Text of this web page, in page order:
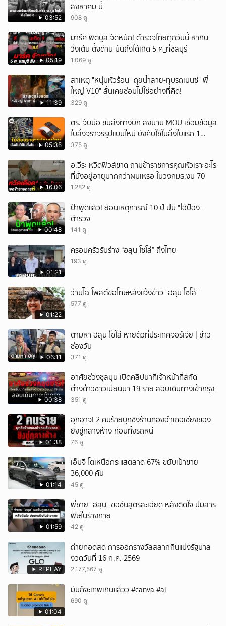
03:52
สิงหาคม นี้
908 ดู
05:19
มาร์ค พิตบูล จัดหนัก! ตำรวจไทยทุกวันนี้ หากิน
วิ่งเต้น ตั้งด่าน มันถึงได้เกิด 5 ศ_ที่ชลบุรี
1,069 ดู
11:39
สาเหตุ "หนุ่มหัวร้อน" ถุยน้ำลาย-ทุบรถเบนซ์ "พี่
ใหญ่ V10" ลั่นเคยซ่อมไม่ใช่อย่างที่คิด!
329 ดู
05:35
ตร. จับมือ ขนส่งทางบก ลงนาม MOU เชื่อมข้อมูล
ใบสั่งจราจรรูปแบบใหม่ บังคับใช้ใบสั่งใบแรก 1
สิงหาคม 69
375 ดู
16:06
อ.วีระ หวิดฟิวส์ขาด ถามข้าราชการคุณหัวเราะอะไร
ที่นั่งอยู่อายุมากกว่าผมเหรอ ในวงกมธ.งบ 70
1,282 ดู
00:48
ป้าพูดแล้ว! ย้อนเหตุการณ์ 10 ปี ปม "ไอ้ป๋อง-
ตำรวจ"
141 ดู
01:21
ครอบครัวรับร่าง “ฮลุน โซโล่” ถึงไทย
193 ดู
01:22
ว่านไฉ โพสต์ขอโทษหลังแจ้งข่าว "ฮลุน โซโล่"
577 ดู
06:11
ตามหา ฮลุน โซโล่ หายตัวที่ประเทศจอร์เจีย | ข่าว
ช่องวัน
371 ดู
00:38
อาศัยช่วงชุลมุน เปิดคลิปนาทีเจ้าหน้าที่สกัด
ต่างด้าวชาวเมียนมา 19 ราย ลอบเดินทางเข้ากรุง
351 ดู
01:38
อุกอาจ! 2 คนร้ายบุกชิงร้านทองอำเภอเชียงของ
ยิงขู่กลางห้าง ก่อนทิ้งรถหนี
76 ดู
01:14
เอ็มจี โตเหนือกระแสตลาด 67% ขยับเป้าขาย
36,000 คัน
45 ดู
01:59
พี่ชาย "ฮลุน" ขอชันสูตรละเอียด หลังติดใจ ปมสาร
พิษในร่างกาย
42 ดู
REPLAY
ถ่ายทอดสด การออกรางวัลสลากกินแบ่งรัฐบาล
งวดวันที่ 16 ก.ค. 2569
2,177,567 ดู
01:04
มันก็จะเทพเกินแล้วว #canva #ai
690 ดู